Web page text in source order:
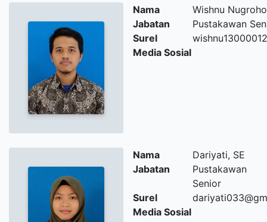
Nama
Wishnu
Jabatan
Pustakawan
Surel
Media Sosial
Nama
Dariyati, SE
Jabatan
Pustakawan
Senior
Surel
Media Sosial